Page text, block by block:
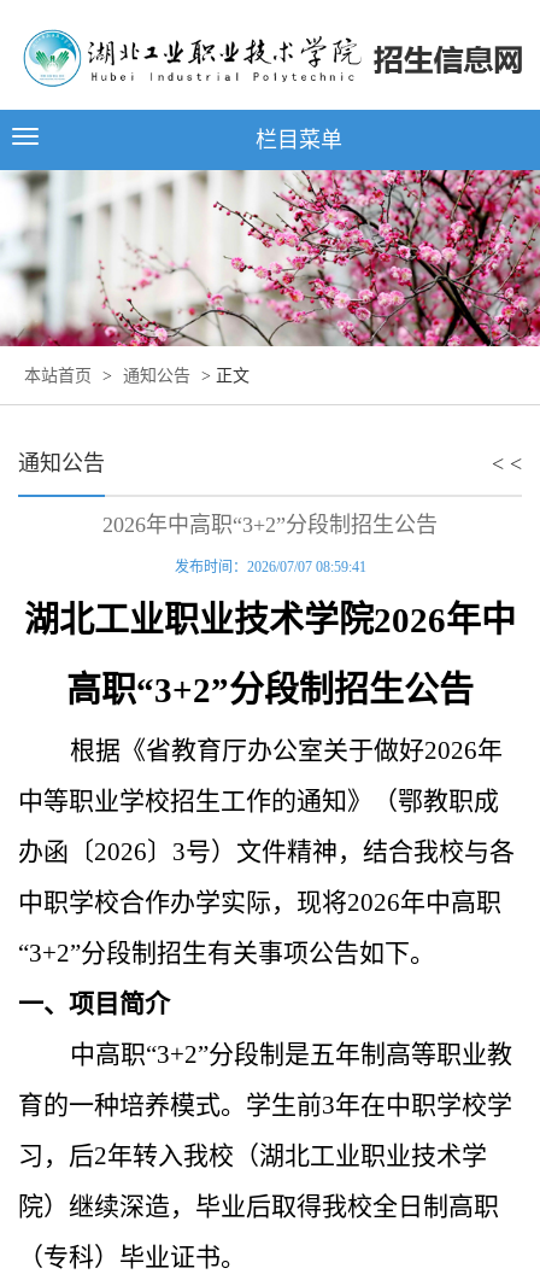
栏目菜单
本站首页 > 通知公告 > 正文
通知公告 < <
2026年中高职“3+2”分段制招生公告
发布时间：2026/07/07 08:59:41
湖北工业职业技术学院2026年中
高职“3+2”分段制招生公告
根据《省教育厅办公室关于做好2026年
中等职业学校招生工作的通知》（鄂教职成
办函〔2026〕3号）文件精神，结合我校与各
中职学校合作办学实际，现将2026年中高职
“3+2”分段制招生有关事项公告如下。
一、项目简介
中高职“3+2”分段制是五年制高等职业教
育的一种培养模式。学生前3年在中职学校学
习，后2年转入我校（湖北工业职业技术学
院）继续深造，毕业后取得我校全日制高职
（专科）毕业证书。